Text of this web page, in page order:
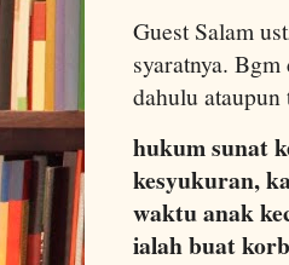
Guest Salam
syaratnya.
dahulu
hukum sunat
kesyukuran,
waktu anak
ialah buat